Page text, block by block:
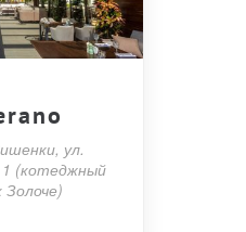
ул.
1 (котеджный
Золоче)